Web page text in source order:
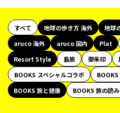
すべて 地球の歩き方 海外
地球
aruco 海外
aruco 国内 Plat
Resort Style
島旅 御朱印
BOOKS スペシャルコラボ
BOOKS
BOOKS 旅と健康
BOOKS 旅の読